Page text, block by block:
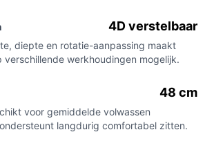
4D verstelbaar
diepte en rotatie-aanpassing maakt
verschillende werkhoudingen mogelijk.
48 cm
voor gemiddelde volwassen
langdurig comfortabel zitten.